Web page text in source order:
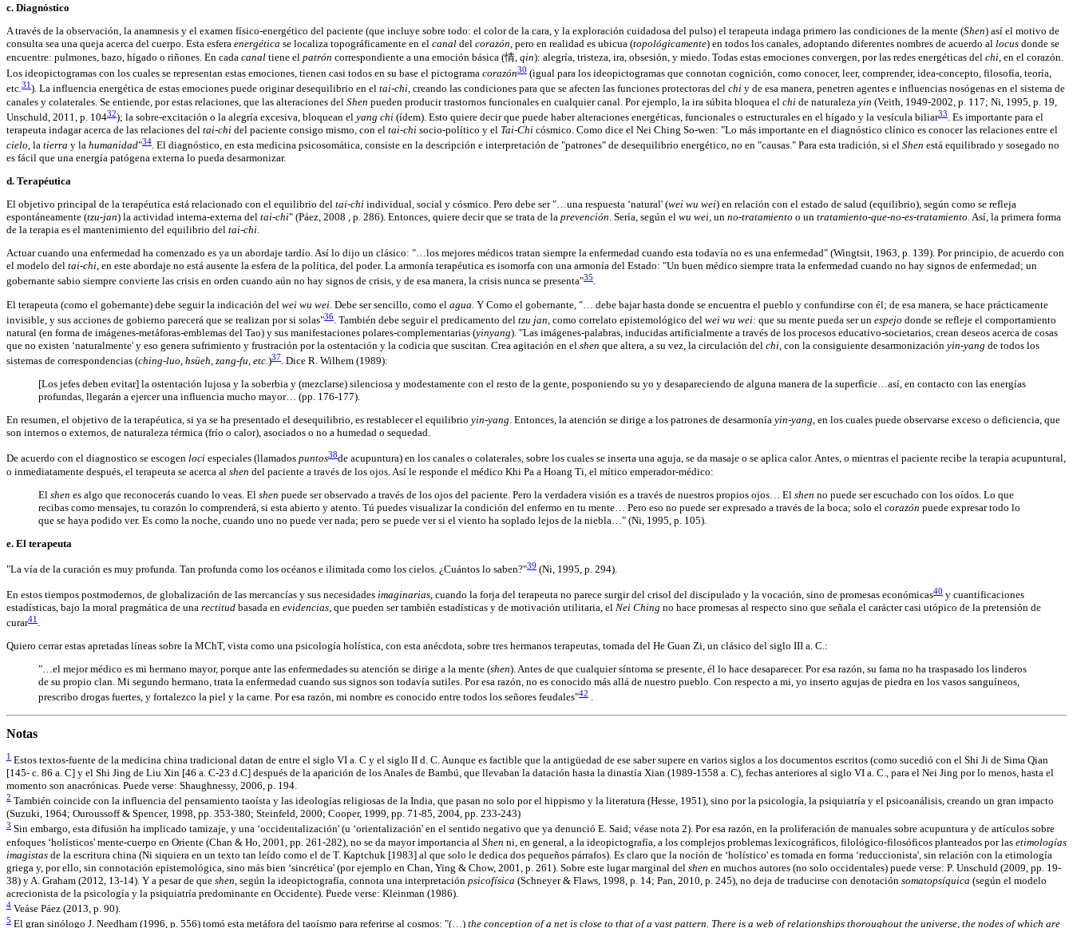
c. Diagnóstico
A través de la observación, la anamnesis y el examen físico-energético del paciente (que incluye sobre todo: el color de la cara, y la exploración cuidadosa del pulso) el terapeuta indaga primero las condiciones de la mente (Shen) así el motivo de
consulta sea una queja acerca del cuerpo. Esta esfera energética se localiza topográficamente en el canal del corazón , pero en realidad es ubicua (topológicamente) en todos los canales, adoptando diferentes nombres de acuerdo al locus donde se
encuentre: pulmones, bazo, hígado o riñones. En cada canal tiene el patrón correspondiente a una emoción básica (情, qin): alegría, tristeza, ira, obsesión, y miedo. Todas estas emociones convergen, por las redes energéticas del chi , en el corazón.
Los ideopictogramas con los cuales se representan estas emociones, tienen casi todos en su base el pictograma corazón30 (igual para los ideopictogramas que connotan cognición, como conocer, leer, comprender, idea-concepto, filosofía, teoría,
etc.31 ). La influencia energética de estas emociones puede originar desequilibrio en el tai-chi, creando las condiciones para que se afecten las funciones protectoras del chi y de esa manera, penetren agentes e influencias nosógenas en el sistema de
canales y colaterales. Se entiende, por estas relaciones, que las alteraciones del Shen pueden producir trastornos funcionales en cualquier canal. Por ejemplo, la ira súbita bloquea el chi de naturaleza yin (Veith, 1949-2002, p. 117; Ni, 1995, p. 19,
Unschuld, 2011, p. 10432); la sobre-excitación o la alegría excesiva, bloquean el yang chi (ídem). Esto quiere decir que puede haber alteraciones energéticas, funcionales o estructurales en el hígado y la vesícula biliar33 . Es importante para el
terapeuta indagar acerca de las relaciones del tai-chi del paciente consigo mismo, con el tai-chi socio-político y el Tai-Chi cósmico. Como dice el Nei Ching So-wen: "Lo más importante en el diagnóstico clínico es conocer las relaciones entre el
cielo, la tierra y la humanidad"34. El diagnóstico, en esta medicina psicosomática, consiste en la descripción e interpretación de "patrones" de desequilibrio energético, no en "causas." Para esta tradición, si el Shen está equilibrado y sosegado no
es fácil que una energía patógena externa lo pueda desarmonizar.
d. Terapéutica
El objetivo principal de la terapéutica está relacionado con el equilibrio del tai-chi individual, social y cósmico. Pero debe ser "…una respuesta ‘natural' (wei wu wei) en relación con el estado de salud (equilibrio), según como se refleja
espontáneamente (tzu-jan) la actividad interna-externa del tai-chi" (Páez, 2008 , p. 286). Entonces, quiere decir que se trata de la prevención. Sería, según el wu wei, un no-tratamiento o un tratamiento-que-no-es-tratamiento. Así, la primera forma
de la terapia es el mantenimiento del equilibrio del tai-chi.
Actuar cuando una enfermedad ha comenzado es ya un abordaje tardío. Así lo dijo un clásico: "…los mejores médicos tratan siempre la enfermedad cuando esta todavía no es una enfermedad" (Wingtsit, 1963, p. 139). Por principio, de acuerdo con
el modelo del tai-chi, en este abordaje no está ausente la esfera de la política, del poder. La armonía terapéutica es isomorfa con una armonía del Estado: "Un buen médico siempre trata la enfermedad cuando no hay signos de enfermedad; un
gobernante sabio siempre convierte las crisis en orden cuando aún no hay signos de crisis, y de esa manera, la crisis nunca se presenta"35.
El terapeuta (como el gobernante) debe seguir la indicación del wei wu wei . Debe ser sencillo, como el agua . Y Como el gobernante, "… debe bajar hasta donde se encuentra el pueblo y confundirse con él; de esa manera, se hace prácticamente
invisible, y sus acciones de gobierno parecerá que se realizan por si solas"36 . También debe seguir el predicamento del tzu jan , como correlato epistemológico del wei wu wei: que su mente pueda ser un espejo donde se refleje el comportamiento
natural (en forma de imágenes-metáforas-emblemas del Tao) y sus manifestaciones polares-complementarias (yinyang). "Las imágenes-palabras, inducidas artificialmente a través de los procesos educativo-societarios, crean deseos acerca de cosas
que no existen ‘naturalmente' y eso genera sufrimiento y frustración por la ostentación y la codicia que suscitan. Crea agitación en el shen que altera, a su vez, la circulación del chi , con la consiguiente desarmonización yin-yang de todos los
sistemas de correspondencias (ching-luo, hsüeh, zang-fu, etc.)37. Dice R. Wilhem (1989):
[Los jefes deben evitar] la ostentación lujosa y la soberbia y (mezclarse) silenciosa y modestamente con el resto de la gente, posponiendo su yo y desapareciendo de alguna manera de la superficie…así, en contacto con las energías
profundas, llegarán a ejercer una influencia mucho mayor… (pp. 176-177).
En resumen, el objetivo de la terapéutica, si ya se ha presentado el desequilibrio, es restablecer el equilibrio yin-yang. Entonces, la atención se dirige a los patrones de desarmonía yin-yang, en los cuales puede observarse exceso o deficiencia, que
son internos o externos, de naturaleza térmica (frío o calor), asociados o no a humedad o sequedad.
De acuerdo con el diagnostico se escogen loci especiales (llamados puntos38de acupuntura) en los canales o colaterales, sobre los cuales se inserta una aguja, se da masaje o se aplica calor. Antes, o mientras el paciente recibe la terapia acupuntural,
o inmediatamente después, el terapeuta se acerca al shen del paciente a través de los ojos. Así le responde el médico Khi Pa a Hoang Ti, el mítico emperador-médico:
El shen es algo que reconocerás cuando lo veas. El shen puede ser observado a través de los ojos del paciente. Pero la verdadera visión es a través de nuestros propios ojos… El shen no puede ser escuchado con los oídos. Lo que
recibas como mensajes, tu corazón lo comprenderá, si esta abierto y atento. Tú puedes visualizar la condición del enfermo en tu mente… Pero eso no puede ser expresado a través de la boca; solo el corazón puede expresar todo lo
que se haya podido ver. Es como la noche, cuando uno no puede ver nada; pero se puede ver si el viento ha soplado lejos de la niebla…" (Ni, 1995, p. 105).
e. El terapeuta
"La vía de la curación es muy profunda. Tan profunda como los océanos e ilimitada como los cielos. ¿Cuántos lo saben?"39 (Ni, 1995, p. 294).
En estos tiempos postmodernos, de globalización de las mercancías y sus necesidades imaginarias, cuando la forja del terapeuta no parece surgir del crisol del discipulado y la vocación, sino de promesas económicas40 y cuantificaciones
estadísticas, bajo la moral pragmática de una rectitud basada en evidencias, que pueden ser también estadísticas y de motivación utilitaria, el Nei Ching no hace promesas al respecto sino que señala el carácter casi utópico de la pretensión de
curar41 .
Quiero cerrar estas apretadas líneas sobre la MChT, vista como una psicología holística, con esta anécdota, sobre tres hermanos terapeutas, tomada del He Guan Zi, un clásico del siglo III a. C.:
"…el mejor médico es mi hermano mayor, porque ante las enfermedades su atención se dirige a la mente (shen). Antes de que cualquier síntoma se presente, él lo hace desaparecer. Por esa razón, su fama no ha traspasado los linderos
de su propio clan. Mi segundo hermano, trata la enfermedad cuando sus signos son todavía sutiles. Por esa razón, no es conocido más allá de nuestro pueblo. Con respecto a mi, yo inserto agujas de piedra en los vasos sanguíneos,
prescribo drogas fuertes, y fortalezco la piel y la carne. Por esa razón, mi nombre es conocido entre todos los señores feudales"42 .
Notas
1 Estos textos-fuente de la medicina china tradicional datan de entre el siglo VI a. C y el siglo II d. C. Aunque es factible que la antigüedad de ese saber supere en varios siglos a los documentos escritos (como sucedió con el Shi Ji de Sima Qian
[145- c. 86 a. C] y el Shi Jing de Liu Xin [46 a. C-23 d.C] después de la aparición de los Anales de Bambú, que llevaban la datación hasta la dinastía Xian (1989-1558 a. C), fechas anteriores al siglo VI a. C., para el Nei Jing por lo menos, hasta el
momento son anacrónicas. Puede verse: Shaughnessy, 2006, p. 194.
2 También coincide con la influencia del pensamiento taoísta y las ideologías religiosas de la India, que pasan no solo por el hippismo y la literatura (Hesse, 1951), sino por la psicología, la psiquiatría y el psicoanálisis, creando un gran impacto
(Suzuki, 1964; Ouroussoff & Spencer, 1998, pp. 353-380; Steinfeld, 2000; Cooper, 1999, pp. 71-85, 2004, pp. 233-243)
3 Sin embargo, esta difusión ha implicado tamizaje, y una ‘occidentalización' (u ‘orientalización' en el sentido negativo que ya denunció E. Said; véase nota 2). Por esa razón, en la proliferación de manuales sobre acupuntura y de artículos sobre
enfoques ‘holísticos' mente-cuerpo en Oriente (Chan & Ho, 2001, pp. 261-282), no se da mayor importancia al Shen ni, en general, a la ideopictografía, a los complejos problemas lexicográficos, filológico-filosóficos planteados por las etimologías
imagistas de la escritura china (Ni siquiera en un texto tan leído como el de T. Kaptchuk [1983] al que solo le dedica dos pequeños párrafos). Es claro que la noción de ‘holístico' es tomada en forma ‘reduccionista', sin relación con la etimología
griega y, por ello, sin connotación epistemológica, sino más bien ‘sincrética' (por ejemplo en Chan, Ying & Chow, 2001, p. 261). Sobre este lugar marginal del shen en muchos autores (no solo occidentales) puede verse: P. Unschuld (2009, pp. 19-
38) y A. Graham (2012, 13-14). Y a pesar de que shen, según la ideopictografía connota una interpretación psicofísica (Schneyer & Flaws, 1998, p. 14; Pan, 2010, p. 245), no deja de traducirse con denotación somatopsíquica (según el modelo
acrecionista de la psicología y la psiquiatría predominante en Occidente). Puede verse: Kleinman (1986).
4 Veáse Páez (2013, p. 90).
5 El gran sinólogo J. Needham (1996, p. 556) tomó esta metáfora del taoísmo para referirse al cosmos: "(…) the conception of a net is close to that of a vast pattern. There is a web of relationships thoroughout the universe, the nodes of which are